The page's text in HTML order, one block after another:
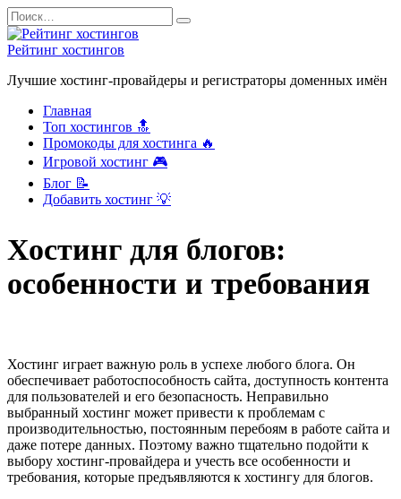
Перейти
к
содержанию
Search
for:
Рейтинг хостингов
Лучшие хостинг-провайдеры и регистраторы доменных имён
Главная
Топ хостингов 🔝
Промокоды для хостинга 🔥
Игровой хостинг 🎮
Блог 📝
Добавить хостинг 💡
Хостинг для блогов:
особенности и требования
Хостинг играет важную роль в успехе любого блога. Он
обеспечивает работоспособность сайта, доступность контента
для пользователей и его безопасность. Неправильно
выбранный хостинг может привести к проблемам с
производительностью, постоянным перебоям в работе сайта и
даже потере данных. Поэтому важно тщательно подойти к
выбору хостинг-провайдера и учесть все особенности и
требования, которые предъявляются к хостингу для блогов.